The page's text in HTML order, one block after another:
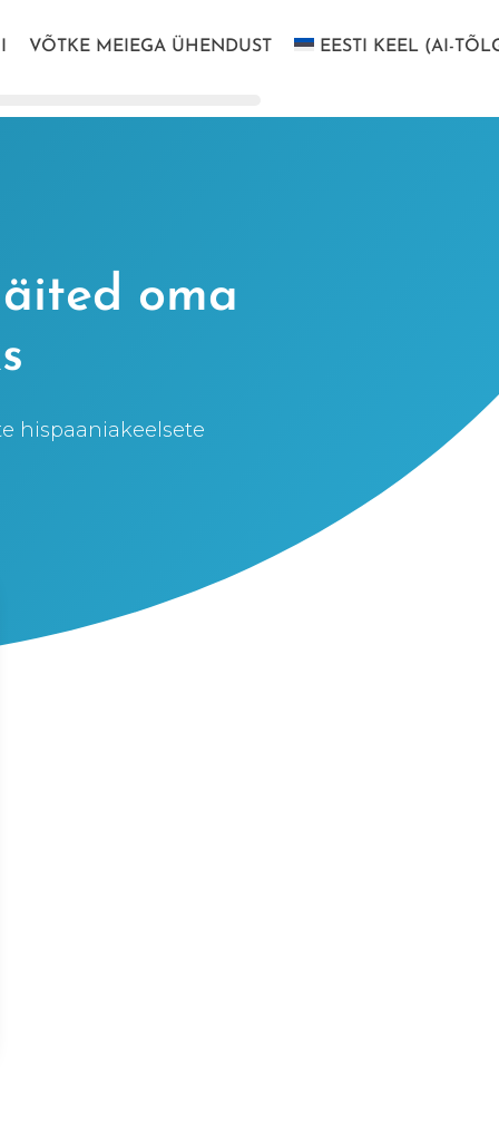
VÕTKE MEIEGA ÜHENDUST EESTI KEEL (AI-
oma
hispaaniakeelsete